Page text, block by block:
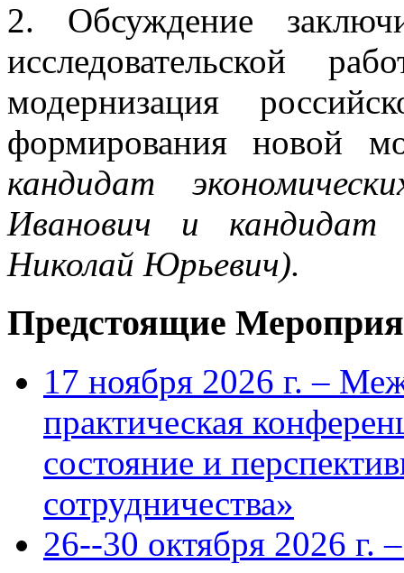
2. Обсуждение
исследовательской
модернизация
формирования новой
кандидат
Иванович и кандидат
Николай Юрьевич).
Предстоящие
17 ноября 2026 г. –
практическая
состояние и
сотрудничества»
26--30 октября 2026 г.